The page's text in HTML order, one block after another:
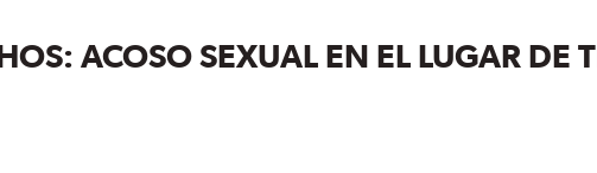
ACOSO SEXUAL EN EL LUGAR DE